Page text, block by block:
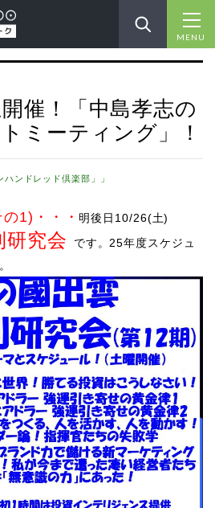
MENU
催！「中島孝志の
ミーティング」！
ンドレッド倶楽部」」
の1) ・・・ 明後日10/26(土)
研究会
です。25年度スケジュ